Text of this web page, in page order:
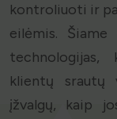
kontroliuoti ir
eilėmis.
technologijas,
klientų srautų
įžvalgų, kaip